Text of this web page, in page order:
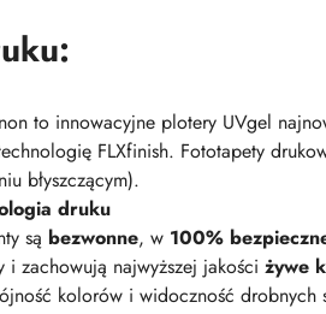
to innowacyjne plotery UVgel
FLXfinish. Fototapety
błyszczącym).
druku
są bezwonne, w 100%
i zachowują najwyższej jakości żywe
kolorów i widoczność